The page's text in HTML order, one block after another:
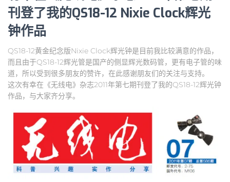
刊登了我的QS18-12 Nixie Clock辉光
钟作品
QS18-12黄金纪念版Nixie Clock辉光钟是目前我比较满意的作品，
而且由于QS18-12辉光管是国产的侧显辉光数码管，更有电子管的味
道，所以受到很多朋友的赞许，在此感谢朋友们的关注与支持。
这次有幸在《无线电》杂志2011年第七期刊登了我的QS18-12辉光钟
作品，与大家齐分享。